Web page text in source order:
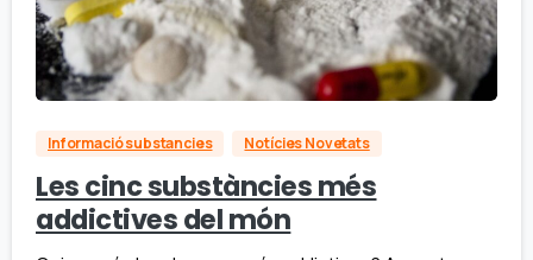
Informació substancies Notícies Novetats
Les cinc substàncies més
addictives del món